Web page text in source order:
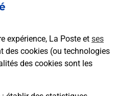
expérience, La Poste et ses
des cookies (ou technologies
des cookies sont les
24
un autre point de contact